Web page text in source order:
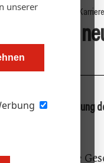
unserer
Karriere
hat eine
1. Mai 2023 die Leitung
Polz ist neue